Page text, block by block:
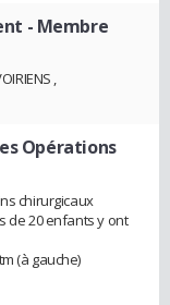
- Membre
,
Opérations
chirurgicaux
de 20 enfants y ont
(à gauche)